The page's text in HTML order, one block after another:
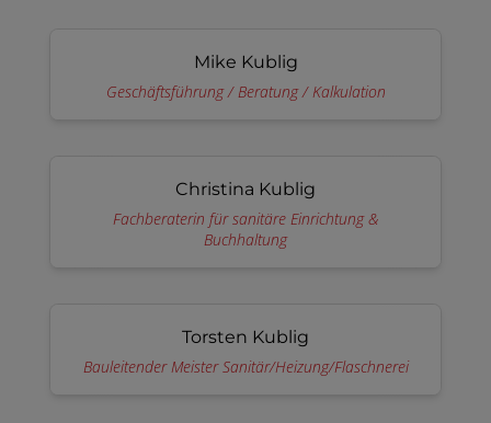
Mike Kublig
Geschäftsführung / Beratung / Kalkulation
Christina Kublig
Fachberaterin für sanitäre Einrichtung &
Buchhaltung
Torsten Kublig
Bauleitender Meister Sanitär/Heizung/Flaschnerei